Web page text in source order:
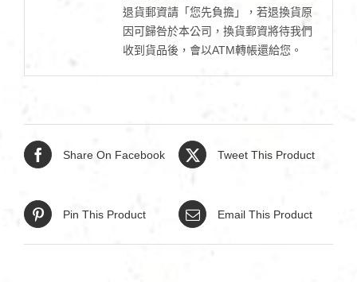
退貨郵資請「您先負擔」，若退換貨原
因可歸咎於本公司，換貨郵資將待我們
收到貨品後，會以ATM轉帳還給您。
Share On Facebook Tweet This Product
Pin This Product Email This Product